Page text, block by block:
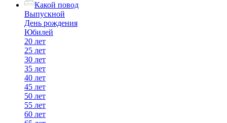
Какой повод
Выпускной
День рождения
Юбилей
20 лет
25 лет
30 лет
35 лет
40 лет
45 лет
50 лет
55 лет
60 лет